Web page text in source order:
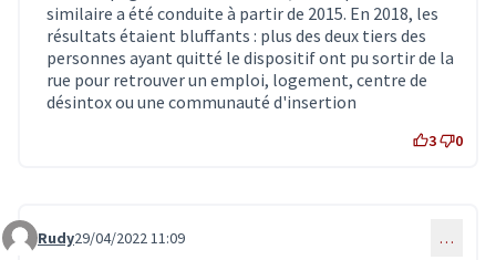
similaire a été conduite à partir de 2015. En 2018, les
résultats étaient bluffants : plus des deux tiers des
personnes ayant quitté le dispositif ont pu sortir de la
rue pour retrouver un emploi, logement, centre de
désintox ou une communauté d'insertion
3 0
Commentaire 4068
Rudy29/04/2022 11:09 …